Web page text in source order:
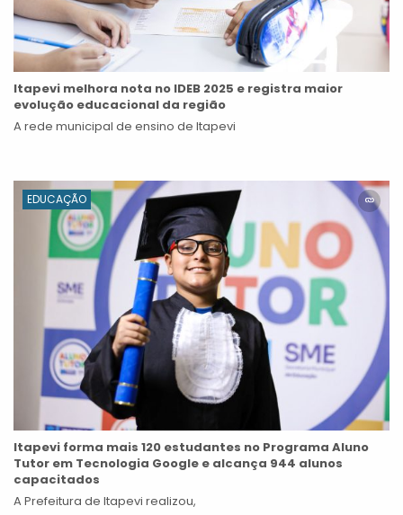
Itapevi melhora nota no IDEB 2025 e registra maior
evolução educacional da região
A rede municipal de ensino de Itapevi
EDUCAÇÃO
Itapevi forma mais 120 estudantes no Programa Aluno
Tutor em Tecnologia Google e alcança 944 alunos
capacitados
A Prefeitura de Itapevi realizou,